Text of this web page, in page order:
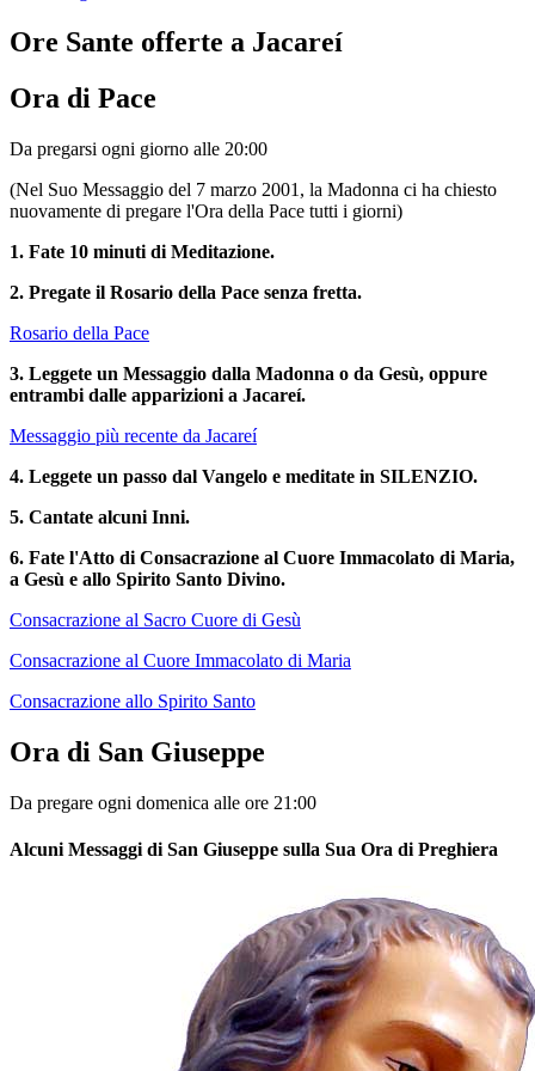
Ore Sante offerte a Jacareí
Ora di Pace
Da pregarsi ogni giorno alle 20:00
(Nel Suo Messaggio del 7 marzo 2001, la Madonna ci ha chiesto
nuovamente di pregare l'Ora della Pace tutti i giorni)
1. Fate 10 minuti di Meditazione.
2. Pregate il Rosario della Pace senza fretta.
Rosario della Pace
3. Leggete un Messaggio dalla Madonna o da Gesù, oppure
entrambi dalle apparizioni a Jacareí.
Messaggio più recente da Jacareí
4. Leggete un passo dal Vangelo e meditate in SILENZIO.
5. Cantate alcuni Inni.
6. Fate l'Atto di Consacrazione al Cuore Immacolato di Maria,
a Gesù e allo Spirito Santo Divino.
Consacrazione al Sacro Cuore di Gesù
Consacrazione al Cuore Immacolato di Maria
Consacrazione allo Spirito Santo
Ora di San Giuseppe
Da pregare ogni domenica alle ore 21:00
Alcuni Messaggi di San Giuseppe sulla Sua Ora di Preghiera